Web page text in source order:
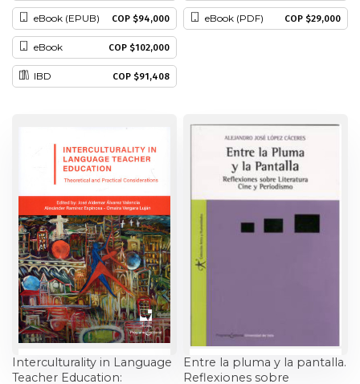
Geografía
Historia
Ingeniería
Literatura
Matemáticas
Medicina
Medioambiente
Música
Narcotráfico
eBook (EPUB) COP $94,000
eBook COP $102,000
IBD COP $91,408
eBook (PDF) COP $29,000
Interculturality in Language
Teacher Education:
Entre la pluma y la pantalla.
Reflexiones sobre